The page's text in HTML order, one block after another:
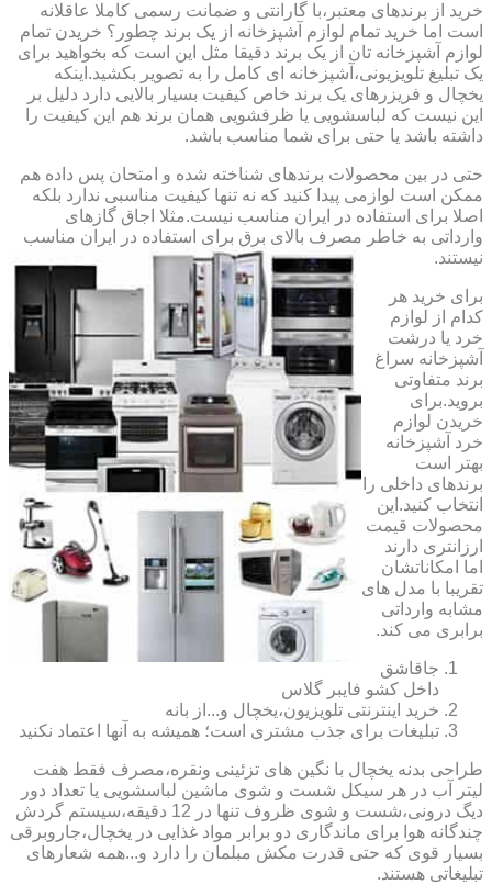
خرید از برندهای معتبر،با گارانتی و ضمانت رسمی کاملا عاقلانه
است اما خرید تمام لوازم آشپزخانه از یک برند چطور؟ خریدن تمام
لوازم آشپزخانه تان از یک برند دقیقا مثل این است که بخواهید برای
یک تبلیغ تلویزیونی،آشپزخانه ای کامل را به تصویر بکشید.اینکه
یخچال و فریزرهای یک برند خاص کیفیت بسیار بالایی دارد دلیل بر
این نیست که لباسشویی یا ظرفشویی همان برند هم این کیفیت را
داشته باشد یا حتی برای شما مناسب باشد.
حتی در بین محصولات برندهای شناخته شده و امتحان پس داده هم
ممکن است لوازمی پیدا کنید که نه تنها کیفیت مناسبی ندارد بلکه
اصلا برای استفاده در ایران مناسب نیست.مثلا اجاق گازهای
وارداتی به خاطر مصرف بالای برق برای استفاده در ایران مناسب
نیستند.
برای خرید هر
کدام از لوازم
خرد یا درشت
آشپزخانه سراغ
برند متفاوتی
بروید.برای
خریدن لوازم
خرد آشپزخانه
بهتر است
برندهای داخلی را
انتخاب کنید.این
محصولات قیمت
ارزانتری دارند
اما امکاناتشان
تقریبا با مدل های
مشابه وارداتی
برابری می کند.
جاقاشق
داخل کشو فایبر گلاس
خرید اینترنتی تلویزیون،یخچال و...از بانه
تبلیغات برای جذب مشتری است؛ همیشه به آنها اعتماد نکنید
طراحی بدنه یخچال با نگین های تزئینی ونقره،مصرف فقط هفت
لیتر آب در هر سیکل شست و شوی ماشین لباسشویی یا تعداد دور
دیگ درونی،شست و شوی ظروف تنها در 12 دقیقه،سیستم گردش
چندگانه هوا برای ماندگاری دو برابر مواد غذایی در یخچال،جاروبرقی
بسیار قوی که حتی قدرت مکش مبلمان را دارد و...همه شعارهای
تبلیغاتی هستند.